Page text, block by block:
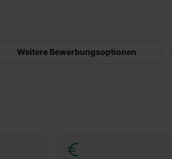
Weitere Bewerbungsoptionen